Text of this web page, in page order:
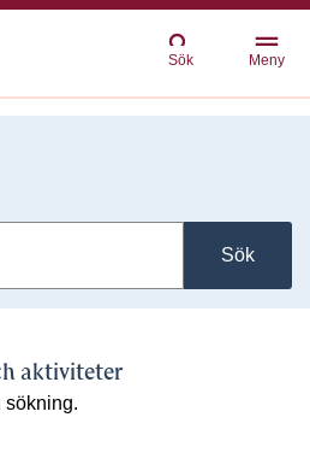
Sök Meny
Sök
aktiviteter
sökning.